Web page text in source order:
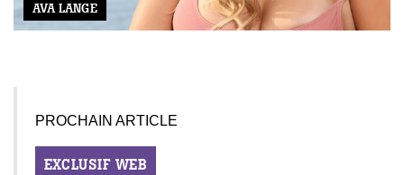
AVA LANGE
PROCHAIN ARTICLE
EXCLUSIF WEB